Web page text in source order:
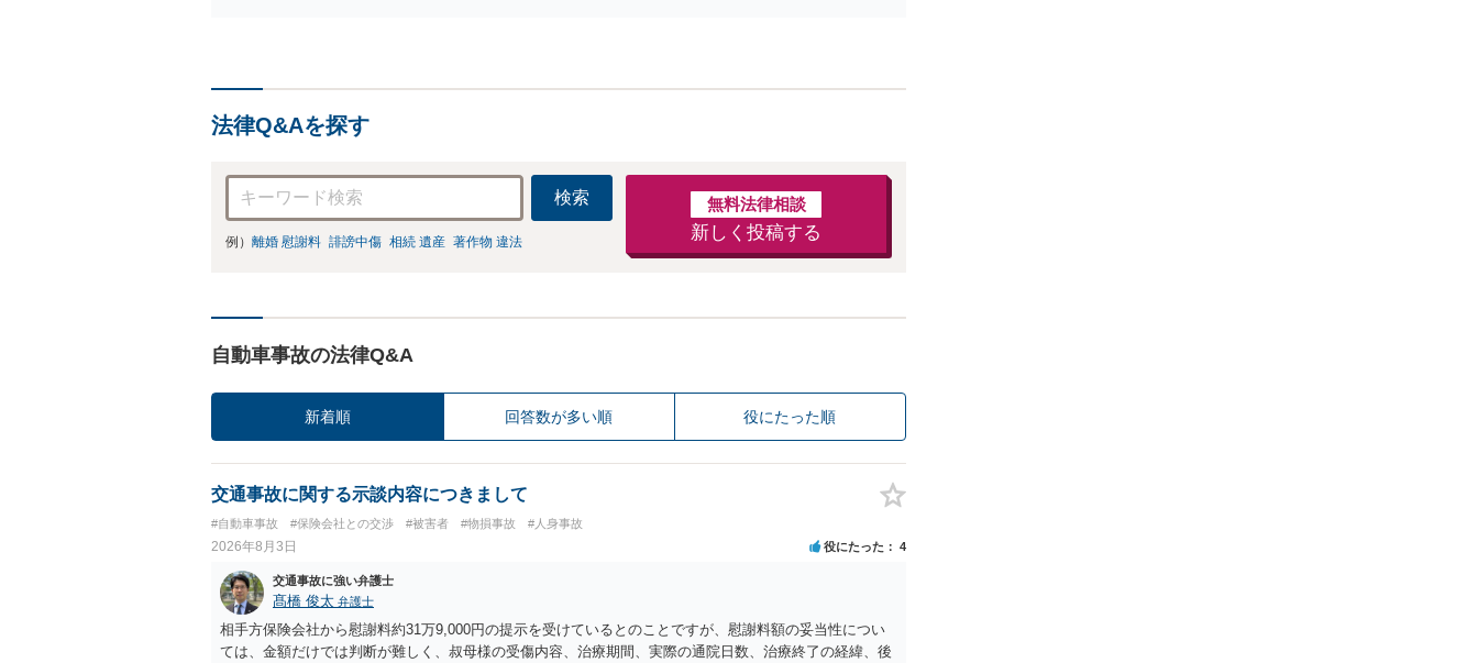
法律Q&Aを探す
検索
例） 離婚 慰謝料 誹謗中傷 相続 遺産 著作物 違法
無料法律相談
新しく投稿する
自動車事故の法律Q&A
新着順 回答数が多い順 役にたった順
交通事故に関する示談内容につきまして
#自動車事故 #保険会社との交渉 #被害者 #物損事故 #人身事故
2026年8月3日 役にたった 4
交通事故に強い弁護士
髙橋 俊太 弁護士
相手方保険会社から慰謝料約31万9,000円の提示を受けているとのことですが、慰謝料額の妥当性につい
ては、金額だけでは判断が難しく、叔母様の受傷内容、治療期間、実際の通院日数、治療終了の経緯、後